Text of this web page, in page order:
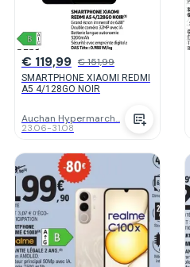
€ 119,99 € 151,99
SMARTPHONE XIAOMI REDMI
A5 4/128GO NOIR
Auchan Hypermarch...
23.06-31.08